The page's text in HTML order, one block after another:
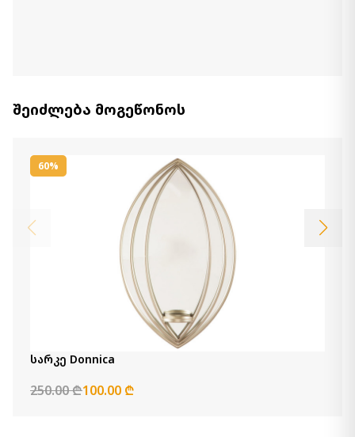
1 020.00 ₾
საათი Jazmin
580.00 ₾
Item: A8010130
ფერი:
Gray/Gold Finish
რაოდენობა:
კალათაში დამატება
სარკე Ellford
1 160.00 ₾
შეიძლება მოგეწონოს
60%
სარკე Donnica
250.00 ₾100.00 ₾